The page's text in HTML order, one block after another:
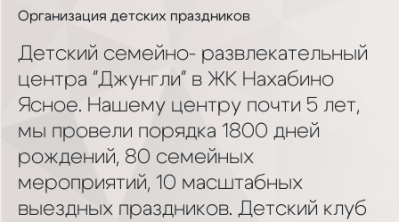
Организация детских праздников
Детский семейно- развлекательный
центра "Джунгли" в ЖК Нахабино
Ясное. Нашему центру почти 5 лет,
мы провели порядка 1800 дней
рождений, 80 семейных
мероприятий, 10 масштабных
выездных праздников. Детский клуб